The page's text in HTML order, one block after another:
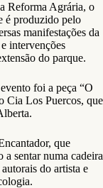
Reforma Agrária, o
é produzido pelo
manifestações da
intervenções
do parque.
foi a peça “O
Cia Los Puercos, que
que
sentar numa cadeira
do artista e